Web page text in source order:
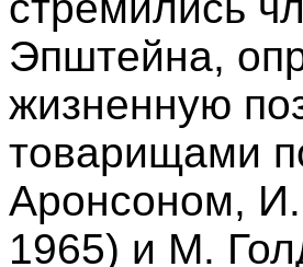
Эпштейна,
жизненную
товарищами
Аронсоном,
1965) и М.